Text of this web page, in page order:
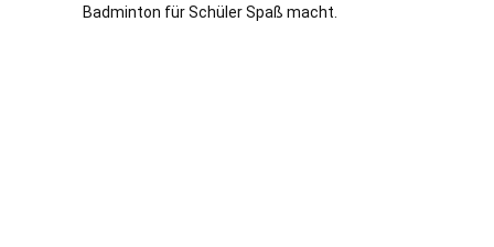
Badminton für Schüler Spaß macht.